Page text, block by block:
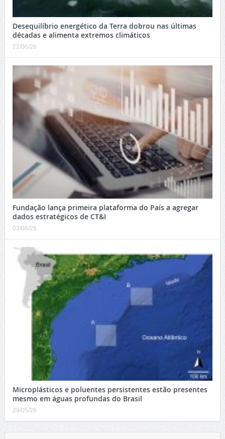
Desequilíbrio energético da Terra dobrou nas últimas
décadas e alimenta extremos climáticos
22/06/26
Fundação lança primeira plataforma do País a agregar
dados estratégicos de CT&I
03/06/26
Microplásticos e poluentes persistentes estão presentes
mesmo em águas profundas do Brasil
29/05/26